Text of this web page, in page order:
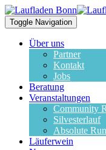
Toggle Navigation
Über uns
Partner
Kontakt
Jobs
Beratung
Veranstaltungen
Community
Silvesterlauf
Absolute
Läuferwein